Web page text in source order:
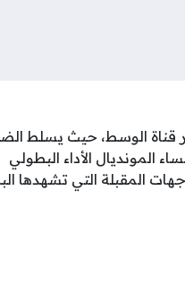
يواصل تقديم تغطية رياضية مكثفة لأحداث كأس العالم 2026 عبر قناة الوسط، حيث
المونديال الأداء البطولي
المقبلة التي تشهدها